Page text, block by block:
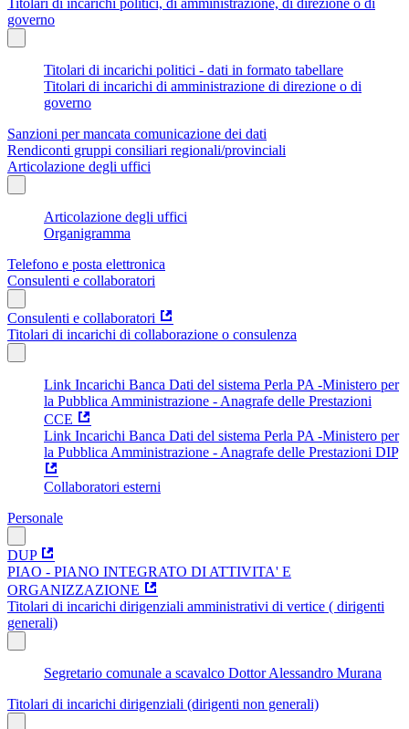
governo
Titolari di incarichi politici - dati in formato tabellare
Titolari di incarichi di amministrazione di direzione o di
governo
Sanzioni per mancata comunicazione dei dati
Rendiconti gruppi consiliari regionali/provinciali
Articolazione degli uffici
Articolazione degli uffici
Organigramma
Telefono e posta elettronica
Consulenti e collaboratori
Consulenti e collaboratori
Titolari di incarichi di collaborazione o consulenza
Link Incarichi Banca Dati del sistema Perla PA -Ministero per
la Pubblica Amministrazione - Anagrafe delle Prestazioni
CCE
Link Incarichi Banca Dati del sistema Perla PA -Ministero per
la Pubblica Amministrazione - Anagrafe delle Prestazioni DIP
Collaboratori esterni
Personale
DUP
PIAO - PIANO INTEGRATO DI ATTIVITA' E
ORGANIZZAZIONE
Titolari di incarichi dirigenziali amministrativi di vertice ( dirigenti
generali)
Segretario comunale a scavalco Dottor Alessandro Murana
Titolari di incarichi dirigenziali (dirigenti non generali)